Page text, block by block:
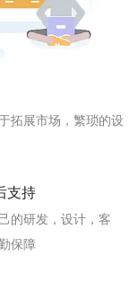
拓展市场，繁琐的设
支持
的研发，设计，客
保障